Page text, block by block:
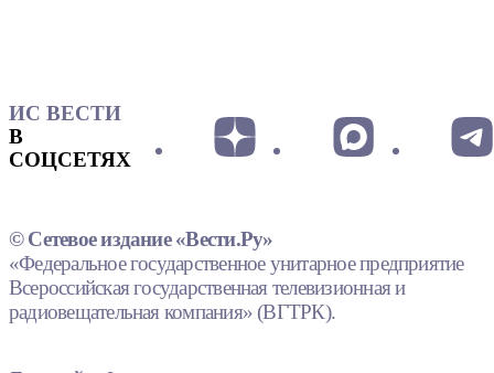
ИС ВЕСТИ
В
СОЦСЕТЯХ
© Сетевое издание «Вести.Ру»
«Федеральное государственное унитарное предприятие
Всероссийская государственная телевизионная и
радиовещательная компания» (ВГТРК).